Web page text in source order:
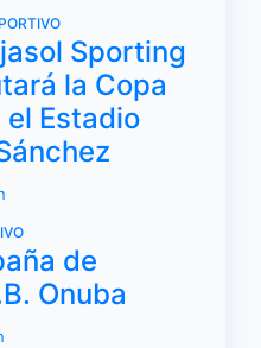
Sporting
la Copa
Estadio
de
Onuba